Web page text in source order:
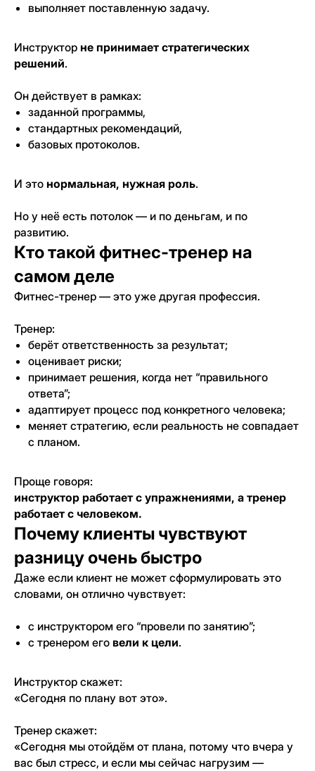
выполняет поставленную задачу.
Инструктор не принимает стратегических
решений.
Он действует в рамках:
заданной программы,
стандартных рекомендаций,
базовых протоколов.
И это нормальная, нужная роль.
Но у неё есть потолок — и по деньгам, и по
развитию.
Кто такой фитнес-тренер на
самом деле
Фитнес-тренер — это уже другая профессия.
Тренер:
берёт ответственность за результат;
оценивает риски;
принимает решения, когда нет “правильного
ответа”;
адаптирует процесс под конкретного человека;
меняет стратегию, если реальность не совпадает
с планом.
Проще говоря:
инструктор работает с упражнениями, а тренер
работает с человеком.
Почему клиенты чувствуют
разницу очень быстро
Даже если клиент не может сформулировать это
словами, он отлично чувствует:
с инструктором его “провели по занятию”;
с тренером его вели к цели.
Инструктор скажет:
«Сегодня по плану вот это».
Тренер скажет:
«Сегодня мы отойдём от плана, потому что вчера у
вас был стресс, и если мы сейчас нагрузим —